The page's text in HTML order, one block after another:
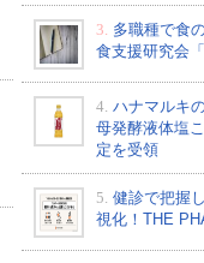
3. 多職種で食
食支援研究会
4. ハナマルキ
母発酵液体塩
定を受領
5. 健診で把握
視化！THE